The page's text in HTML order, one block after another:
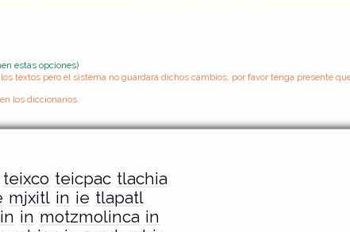
estas opciones)
textos pero el sistema no guardará dichos cambios, por favor tenga presente
los diccionarios.
teixco teicpac tlachia
mjxitl in ie tlapatl
in motzmolinca in